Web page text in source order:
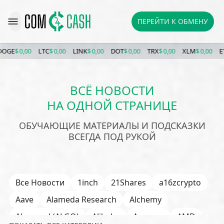
ПЕРЕЙТИ К ОБМЕНУ
LTC$ 0,00 LINK$ 0,00 DOT$ 0,00 TRX$ 0,00 XLM$ 0,00 ETC$ 0,00
ВСЁ НОВОСТИ
НА ОДНОЙ СТРАНИЦЕ
ОБУЧАЮЩИЕ МАТЕРИАЛЫ И ПОДСКАЗКИ
ВСЕГДА ПОД РУКОЙ
Все Новости 1inch 21Shares
a16zcrypto
Aave
Alameda Research
Alchemy
Algorand (ALGO)
Alibaba Amazon
AMD